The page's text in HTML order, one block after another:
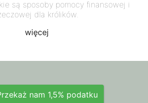
są sposoby pomocy finansowej i
dla królików.
więcej
nam 1,5% podatku